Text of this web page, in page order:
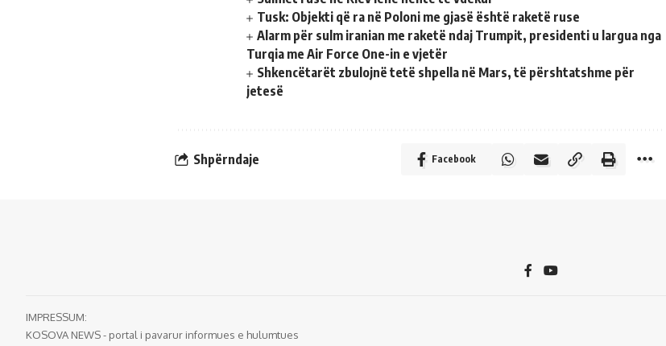
Tusk: Objekti që ra në Poloni me gjasë është raketë ruse
Alarm për sulm iranian me raketë ndaj Trumpit, presidenti u largua nga
Turqia me Air Force One-in e vjetër
Shkencëtarët zbulojnë tetë shpella në Mars, të përshtatshme për
jetesë
Shpërndaje Facebook
IMPRESSUM:
KOSOVA NEWS - portal i pavarur informues e hulumtues